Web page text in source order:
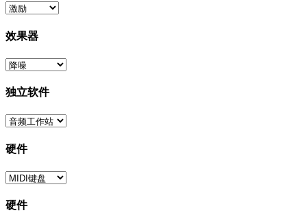
效果器
独立软件
硬件
硬件